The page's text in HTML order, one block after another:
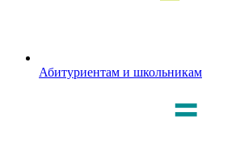
Абитуриентам и школьникам